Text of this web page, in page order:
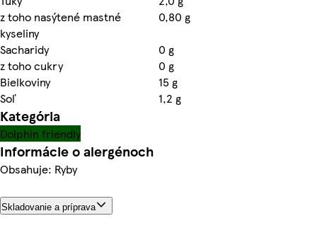
z toho nasýtené mastné
kyseliny
0,80 g
Sacharidy
0 g
z toho cukry
0 g
Bielkoviny
15 g
Soľ
1,2 g
Kategória
Dolphin friendly
Informácie o alergénoch
Obsahuje: Ryby
Skladovanie a príprava